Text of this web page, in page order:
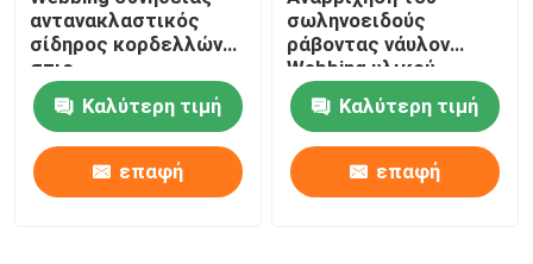
αντανακλαστικός
σίδηρος κορδελλών
στις
αντανακλαστικές
λουρίδες για την
τσάντα ζωνών
ασφάλειας ιματισμού
Καλύτερη τιμή
επαφή
σωληνοειδούς
ράβοντας νάυλον
Webbing υλικού
κορδελλών
υφάσματος
αντανακλαστικού
Καλύτερη τιμή
επαφή